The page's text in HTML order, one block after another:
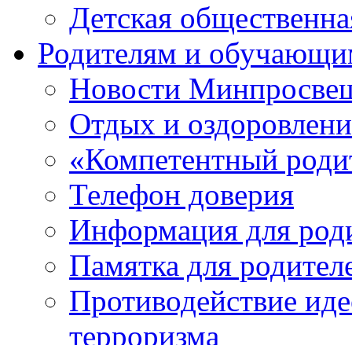
Детская
Родителям и
Новости
Отдых и
«Компетентный
Телефон доверия
Информация для
Памятка для
Противодействие
терроризма